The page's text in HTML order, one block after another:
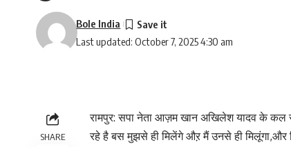
Last updated: October 7, 2025 4:30 am
Bole India
SHARE
रामपुर: सपा नेता आज़म खान अखिलेश यादव के कल
रहे है बस मुझसे ही मिलेंगे औऱ मैं उनसे ही मिलूंगा,और